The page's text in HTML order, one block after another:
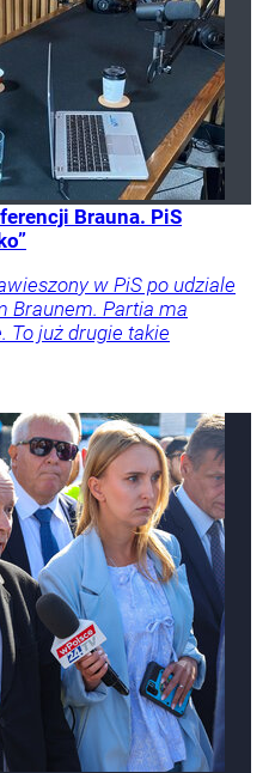
Brauna. PiS
w PiS po udziale
Braunem. Partia ma
To już drugie takie